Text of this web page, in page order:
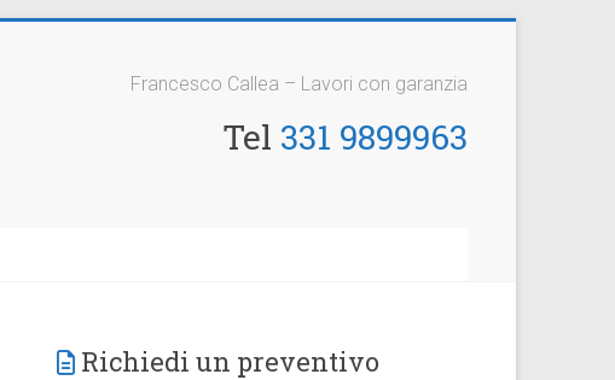
Francesco Callea – Lavori con garanzia
Tel 331 9899963
Richiedi un preventivo